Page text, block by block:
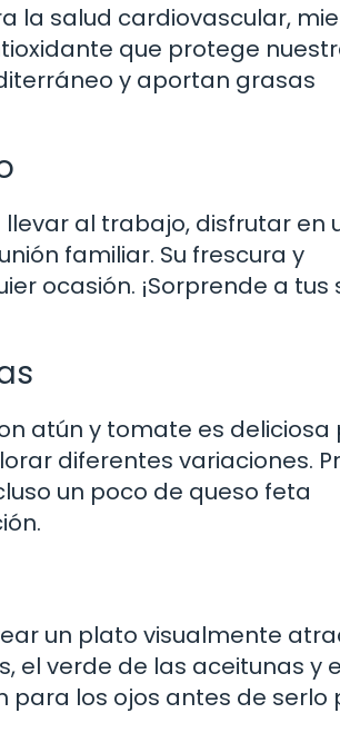
la salud cardiovascular,
que protege
y aportan grasas
al trabajo, disfrutar en
familiar. Su frescura y
ocasión. ¡Sorprende a tus
atún y tomate es deliciosa
diferentes variaciones.
un poco de queso feta
un plato visualmente
el verde de las aceitunas y
para los ojos antes de serlo